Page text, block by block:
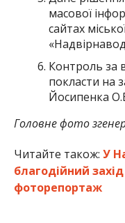
масової
сайтах
Контроль за
покласти на
Йосипенка
Головне фото
Читайте також: У
благодійний
фоторепортаж